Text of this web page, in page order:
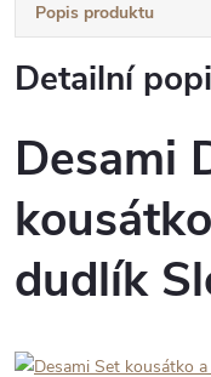
Popis produktu
Detailní
Desami
dudlík